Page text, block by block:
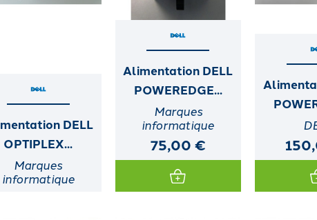
DELL
OPTIPLEX...
Marques
informatique
Alimentation DELL
POWEREDGE...
Marques
informatique
75,00 €